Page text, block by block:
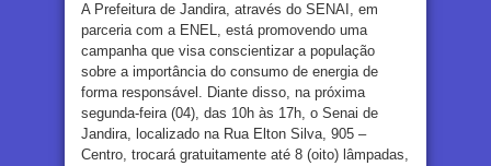
A Prefeitura de Jandira, através do SENAI, em
parceria com a ENEL, está promovendo uma
campanha que visa conscientizar a população
sobre a importância do consumo de energia de
forma responsável. Diante disso, na próxima
segunda-feira (04), das 10h às 17h, o Senai de
Jandira, localizado na Rua Elton Silva, 905 –
Centro, trocará gratuitamente até 8 (oito) lâmpadas,